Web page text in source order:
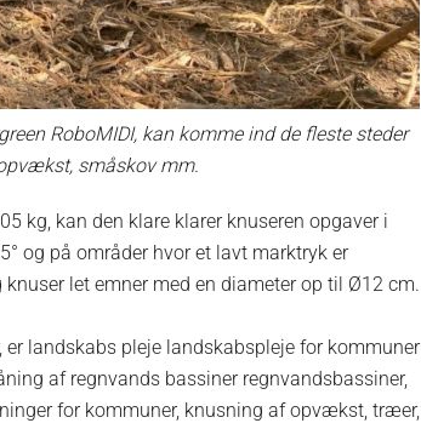
RoboMIDI, kan komme ind de fleste steder
småskov mm.
kg, kan den klare klarer knuseren opgaver i
og på områder hvor et lavt marktryk er
let emner med en diameter op til Ø12 cm.
landskabs pleje landskabspleje for kommuner
af regnvands bassiner regnvandsbassiner,
for kommuner, knusning af opvækst, træer,